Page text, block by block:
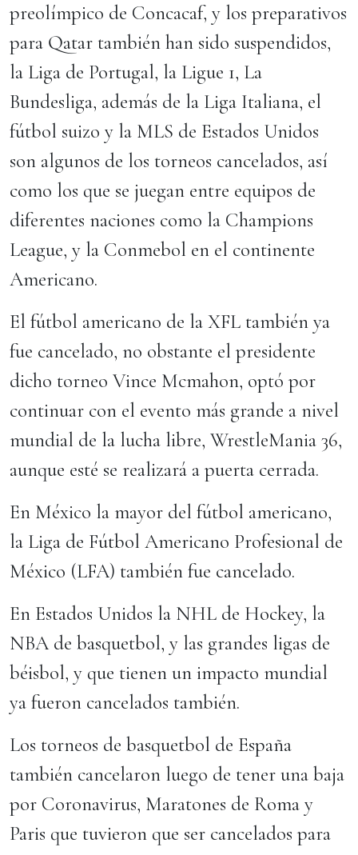
preolímpico de Concacaf, y los preparativos
para Qatar también han sido suspendidos,
la Liga de Portugal, la Ligue 1, La
Bundesliga, además de la Liga Italiana, el
fútbol suizo y la MLS de Estados Unidos
son algunos de los torneos cancelados, así
como los que se juegan entre equipos de
diferentes naciones como la Champions
League, y la Conmebol en el continente
Americano.
El fútbol americano de la XFL también ya
fue cancelado, no obstante el presidente
dicho torneo Vince Mcmahon, optó por
continuar con el evento más grande a nivel
mundial de la lucha libre, WrestleMania 36,
aunque esté se realizará a puerta cerrada.
En México la mayor del fútbol americano,
la Liga de Fútbol Americano Profesional de
México (LFA) también fue cancelado.
En Estados Unidos la NHL de Hockey, la
NBA de basquetbol, y las grandes ligas de
béisbol, y que tienen un impacto mundial
ya fueron cancelados también.
Los torneos de basquetbol de España
también cancelaron luego de tener una baja
por Coronavirus, Maratones de Roma y
Paris que tuvieron que ser cancelados para